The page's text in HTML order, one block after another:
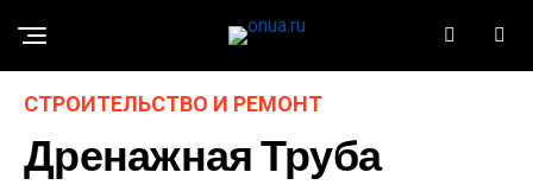
СТРОИТЕЛЬСТВО И РЕМОНТ
Дренажная Труба